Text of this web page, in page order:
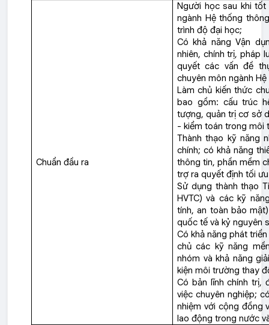
Chuẩn đầu ra
Người học sau khi tốt
ngành Hệ thống
trình độ đại học;
Có khả năng Vận
nhiên, chính trị, pháp
quyết các vấn đề
chuyên môn ngành
Làm chủ kiến thức
bao gồm: cấu trúc
tượng, quản trị cơ sở
- kiểm toán trong môi
Thành thạo kỹ năng
chính; có khả năng
thông tin, phần mềm
trợ ra quyết định tối
Sử dụng thành thạo
HVTC) và các kỹ
tính, an toàn bảo
quốc tế và kỷ nguyên
Có khả năng phát
chủ các kỹ năng
nhóm và khả năng
kiện môi trường thay
Có bản lĩnh chính trị,
việc chuyên nghiệp;
nhiệm với cộng đồng
lao động trong nước